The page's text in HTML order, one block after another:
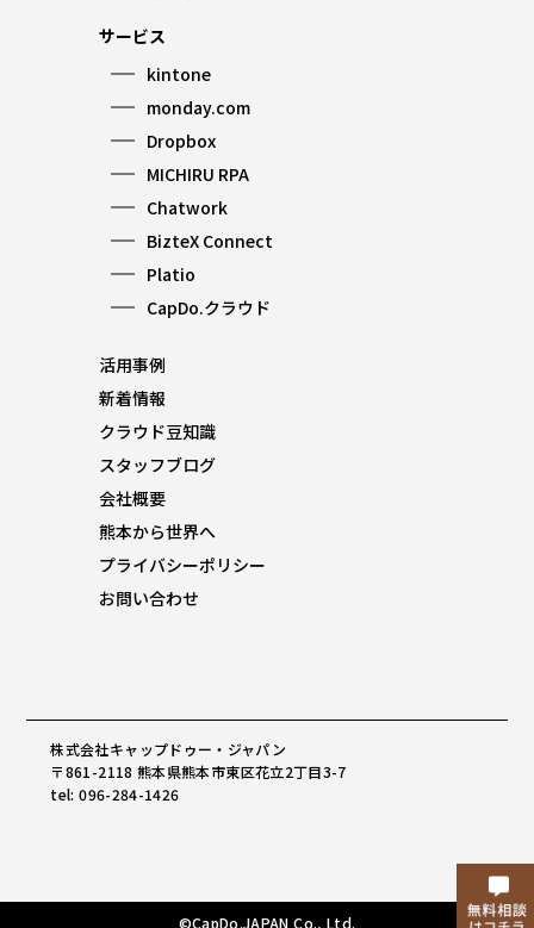
サービス
kintone
monday.com
Dropbox
MICHIRU RPA
Chatwork
BizteX Connect
Platio
CapDo.クラウド
活用事例
新着情報
クラウド豆知識
スタッフブログ
会社概要
熊本から世界へ
プライバシーポリシー
お問い合わせ
株式会社キャップドゥー・ジャパン
〒861-2118 熊本県熊本市東区花立2丁目3-7
tel: 096-284-1426
©CapDo.JAPAN Co., Ltd.